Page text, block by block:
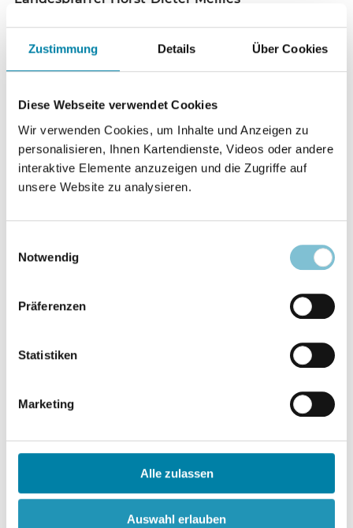
Zustimmung Details Über Cookies
Diese Webseite verwendet Cookies
Wir verwenden Cookies, um Inhalte und Anzeigen zu
personalisieren, Ihnen Kartendienste, Videos oder andere
interaktive Elemente anzuzeigen und die Zugriffe auf
unsere Website zu analysieren.
Notwendig
Präferenzen
Statistiken
Marketing
Alle zulassen
Auswahl erlauben
32756 Detmold
Telefax 05231 976-850
horst-dieter.mellies@lippische-landeskirche.de
Evangelische Kirche in
Mitteldeutschland
Weltanschauungen
Puschkinstraße 27
Telefax 0345 2036732
Evangelisch-Lutherische Kirche in
Norddeutschland(Nordkirche)
Beauftragter für Weltanschauungsfragen